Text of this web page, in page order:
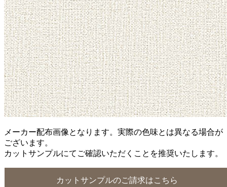
メーカー配布画像となります。実際の色味とは異なる場合が
ございます。
カットサンプルにてご確認いただくことを推奨いたします。
カットサンプルのご請求はこちら